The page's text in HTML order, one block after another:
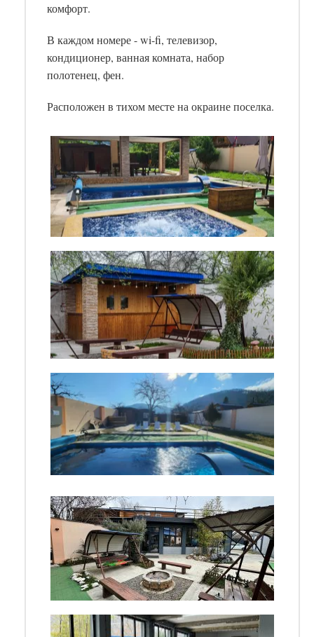
комфорт.
В каждом номере - wi-fi, телевизор,
кондиционер, ванная комната, набор
полотенец, фен.
Расположен в тихом месте на окраине поселка.